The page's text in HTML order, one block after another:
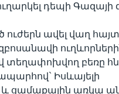
դեպի Գազայի
ուժերն ավել վաղ
տեղափոխվող բեռը
Իսևայելի
ցամաքային առկա